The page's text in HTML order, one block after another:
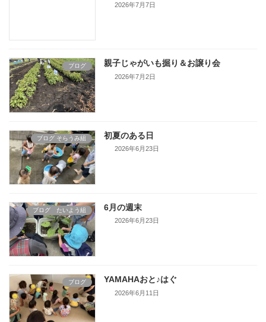
2026年7月7日
ブログ 親子じゃがいも掘り＆お譲り会
2026年7月2日
ブログ そらうみ組 初夏のある日
2026年6月23日
ブログ たいよう組 6月の週末
2026年6月23日
ブログ YAMAHAおと♪はぐ
2026年6月11日